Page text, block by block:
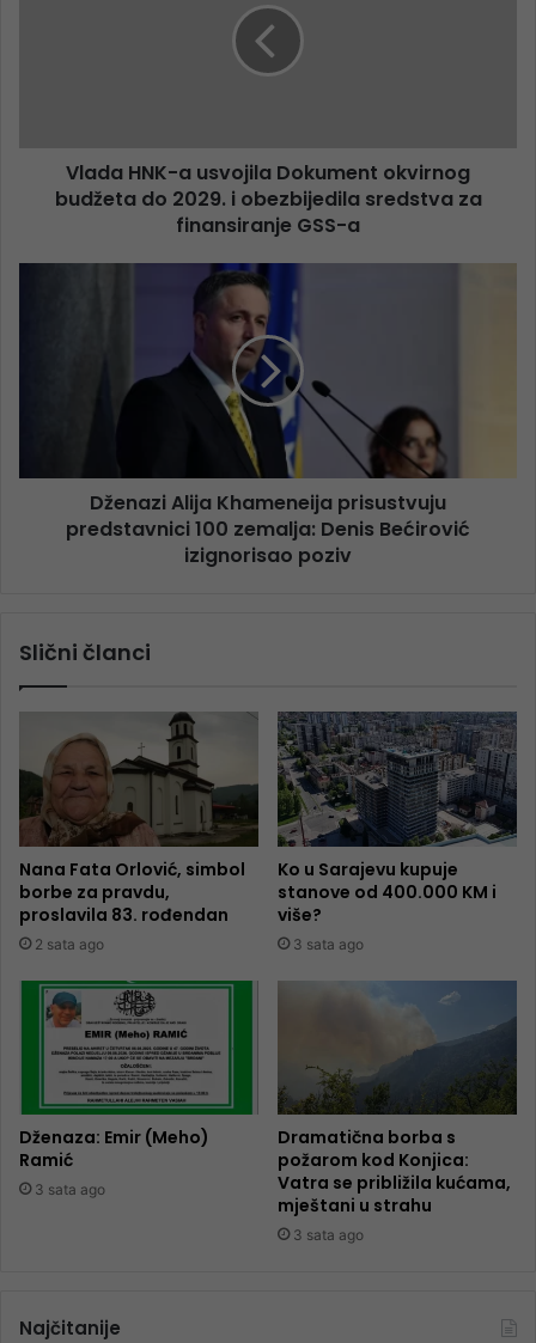
Vlada HNK-a usvojila Dokument okvirnog
budžeta do 2029. i obezbijedila sredstva za
finansiranje GSS-a
Dženazi Alija Khameneija prisustvuju
predstavnici 100 zemalja: Denis Bećirović
izignorisao poziv
Slični članci
Nana Fata Orlović, simbol
borbe za pravdu,
proslavila 83. rođendan
2 sata ago
Ko u Sarajevu kupuje
stanove od 400.000 KM i
više?
3 sata ago
Dženaza: Emir (Meho)
Ramić
3 sata ago
Dramatična borba s
požarom kod Konjica:
Vatra se približila kućama,
mještani u strahu
3 sata ago
Najčitanije